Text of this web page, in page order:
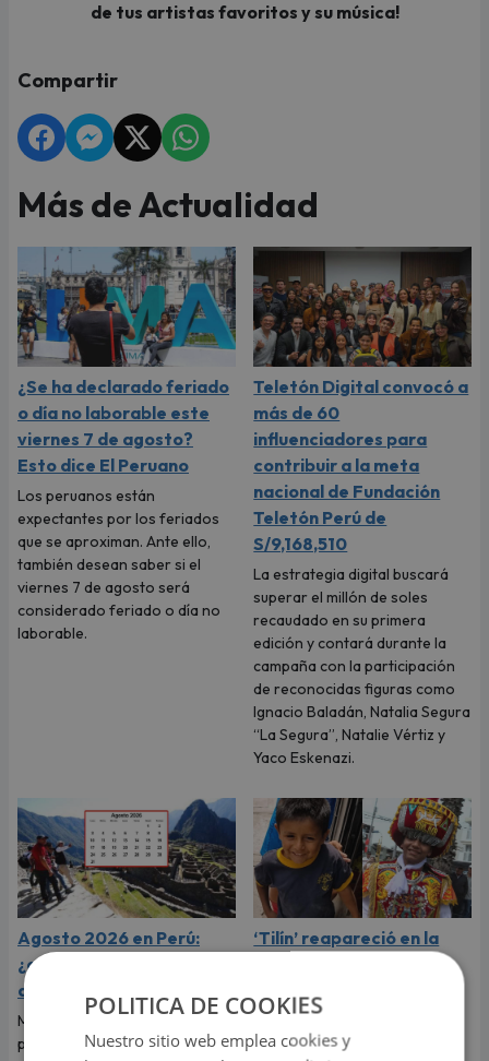
de tus artistas favoritos y su música!
Compartir
Más de Actualidad
¿Se ha declarado feriado
o día no laborable este
viernes 7 de agosto?
Esto dice El Peruano
Los peruanos están
expectantes por los feriados
que se aproximan. Ante ello,
también desean saber si el
viernes 7 de agosto será
considerado feriado o día no
laborable.
Teletón Digital convocó a
más de 60
influenciadores para
contribuir a la meta
nacional de Fundación
Teletón Perú de
S/9,168,510
La estrategia digital buscará
superar el millón de soles
recaudado en su primera
edición y contará durante la
campaña con la participación
de reconocidas figuras como
Ignacio Baladán, Natalia Segura
“La Segura”, Natalie Vértiz y
Yaco Eskenazi.
Agosto 2026 en Perú:
¿cuáles son los feriados
de este mes?
Muchas personas están
pendientes de los próximos
‘Tilín’ reapareció en la
Parada Militar y dejó en
cambio físico
‘Tilín’ se hizo viral en todo el
POLITICA DE COOKIES
Nuestro sitio web emplea cookies y